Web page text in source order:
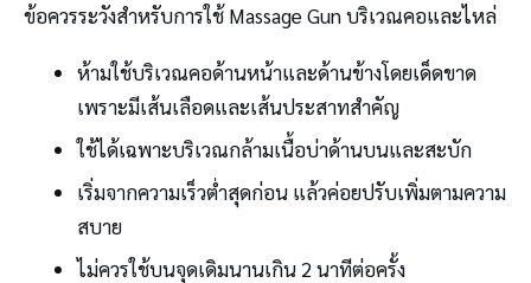
ข้อควรระวังสำหรับการใช้ Massage Gun บริเวณคอและไหล่
ห้ามใช้บริเวณคอด้านหน้าและด้านข้างโดยเด็ดขาด
เพราะมีเส้นเลือดและเส้นประสาทสำคัญ
ใช้ได้เฉพาะบริเวณกล้ามเนื้อบ่าด้านบนและสะบัก
เริ่มจากความเร็วต่ำสุดก่อน แล้วค่อยปรับเพิ่มตามความ
สบาย
ไม่ควรใช้บนจุดเดิมนานเกิน 2 นาทีต่อครั้ง